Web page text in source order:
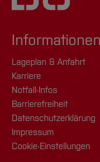
Informationen
Lageplan & Anfahrt
Karriere
Notfall-Infos
Barrierefreiheit
Datenschutzerklärung
Impressum
Cookie-Einstellungen